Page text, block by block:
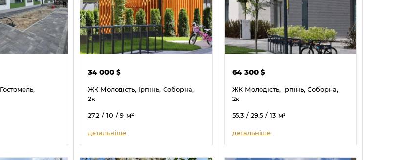
Гостомель,
34 000 $
ЖК Молодість, Ірпінь, Соборна,
2к
27.2 / 10 / 9 м²
детальніше
64 300 $
ЖК Молодість, Ірпінь, Соборна,
2к
55.3 / 29.5 / 13 м²
детальніше